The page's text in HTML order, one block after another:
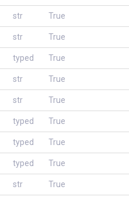
str True
str True
typed True
str True
str True
typed True
typed True
typed True
str True